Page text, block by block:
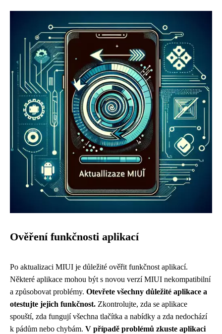
Ověření funkčnosti aplikací
Po aktualizaci MIUI je důležité ověřit funkčnost aplikací.
Některé aplikace mohou být s novou verzí MIUI nekompatibilní
a způsobovat problémy. Otevřete všechny důležité aplikace a
otestujte jejich funkčnost. Zkontrolujte, zda se aplikace
spouští, zda fungují všechna tlačítka a nabídky a zda nedochází
k pádům nebo chybám. V případě problémů zkuste aplikaci